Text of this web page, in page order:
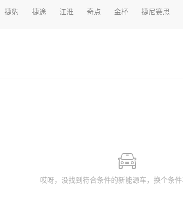
捷豹 捷途 江淮 奇点 金杯 捷尼赛思
哎呀，没找到符合条件的新能源车，换个条